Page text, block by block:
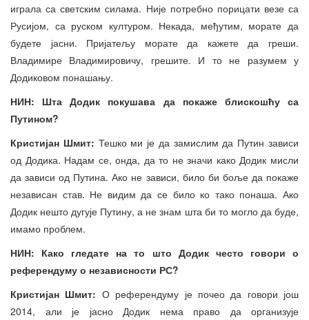
играла са светским силама. Није потребно порицати везе са
Русијом, са руском културом. Некада, међутим, морате да
будете јасни. Пријатељу морате да кажете да греши.
Владимире Владимировичу, грешите. И то не разумем у
Додиковом понашању.
НИН: Шта Додик покушава да покаже блискошћу са
Путином?
Кристијан Шмит: Тешко ми је да замислим да Путин зависи
од Додика. Надам се, онда, да то не значи како Додик мисли
да зависи од Путина. Ако не зависи, било би боље да покаже
независан став. Не видим да се било ко тако понаша. Ако
Додик нешто дугује Путину, а не знам шта би то могло да буде,
имамо проблем.
НИН: Како гледате на то што Додик често говори о
референдуму о независности РС?
Кристијан Шмит: О референдуму је почео да говори још
2014, али је јасно Додик нема право да организује